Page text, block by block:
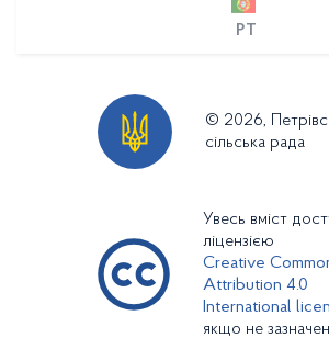
PT
© 2026,
сільська рада
Увесь вміст
ліцензією
Creative
Attribution 4.0
International
якщо не